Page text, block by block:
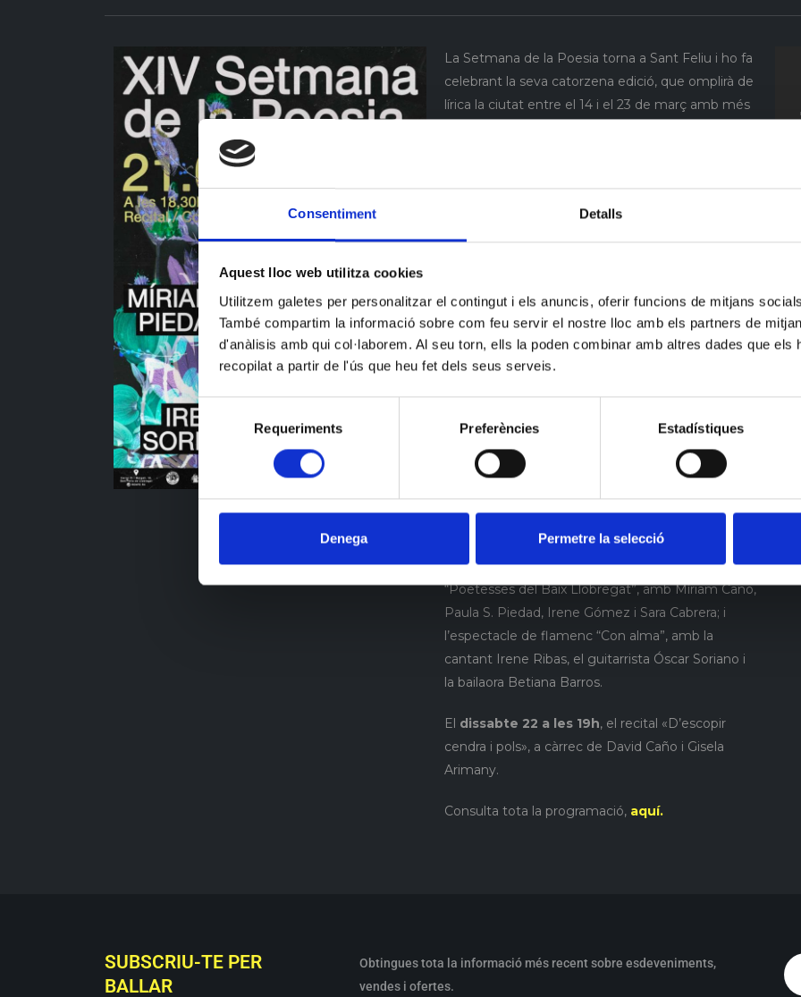
Consentiment Detalls
Aquest lloc web utilitza cookies
Utilitzem galetes per personalitzar el contingut i els anuncis, oferir funcions de mitjans
També compartim la informació sobre com feu servir el nostre lloc amb els partners de
d'anàlisis amb qui col·laborem. Al seu torn, ells la poden combinar amb altres dades que els
recopilat a partir de l'ús que heu fet dels seus serveis.
Selecció
de
consentiment
Requeriments Preferències Estadístiques
Denega Permetre la selecció
La Setmana de la Poesia torna a Sant Feliu i ho fa
celebrant la seva catorzena edició, que omplirà de
lírica la ciutat entre el 14 i el 23 de març amb més
L’acte d’inauguració de la XIV Setmana de la
Poesia serà eldivendres 14 de març, a les 20h, a
passejar per la ciutat de d’espectacle en
espectacle.
A casa nostra acollirem els següents actes:
Sona!, amb Alejandro Santervás i el seu «Tributo a
Vania», Primogénito López i La Estrella de David.
Eldijous 20 a les 19h, el concert «Espurnes», de
Eldivendres 21 a les 18,30h, el recital
“Poetesses del Baix Llobregat”, amb Míriam Cano,
Paula S. Piedad, Irene Gómez i Sara Cabrera; i
l’espectacle de flamenc “Con alma”, amb la
cantant Irene Ribas, el guitarrista Óscar Soriano i
la bailaora Betiana Barros.
El dissabte 22 a les 19h, el recital «D’escopir
cendra i pols», a càrrec de David Caño i Gisela
Arimany.
Consulta tota la programació, aquí.
SUBSCRIU-TE PER
BALLAR
Obtingues tota la informació més recent sobre esdeveniments,
vendes i ofertes.